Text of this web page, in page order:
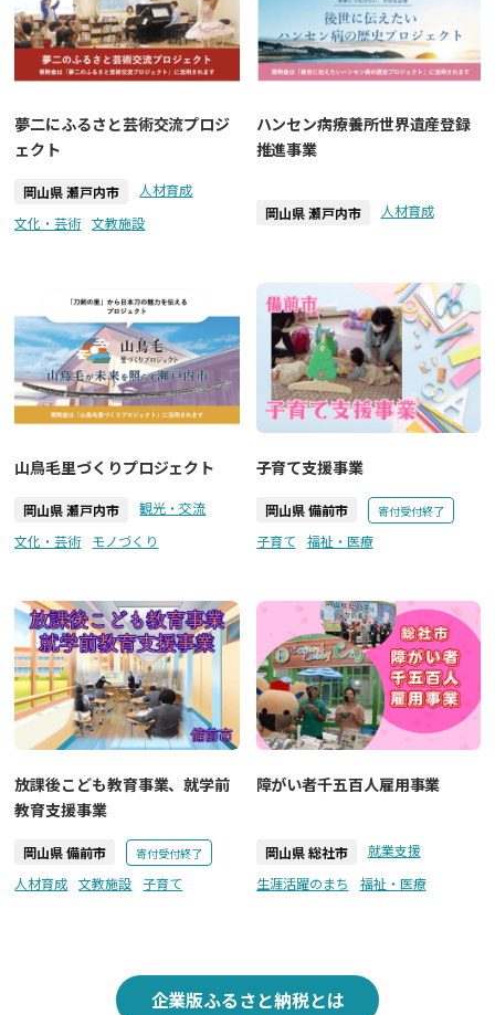
夢二にふるさと芸術交流プロジ
ェクト
岡山県 瀬戸内市
人材育成
文化・芸術
文教施設
ハンセン病療養所世界遺産登録
推進事業
岡山県 瀬戸内市 人材育成
山鳥毛里づくりプロジェクト
岡山県 瀬戸内市
観光・交流
文化・芸術
モノづくり
子育て支援事業
岡山県 備前市 寄付受付終了
子育て 福祉・医療
放課後こども教育事業、就学前
教育支援事業
岡山県 備前市 寄付受付終了
人材育成 文教施設 子育て
障がい者千五百人雇用事業
岡山県 総社市
就業支援
生涯活躍のまち
福祉・医療
企業版ふるさと納税とは